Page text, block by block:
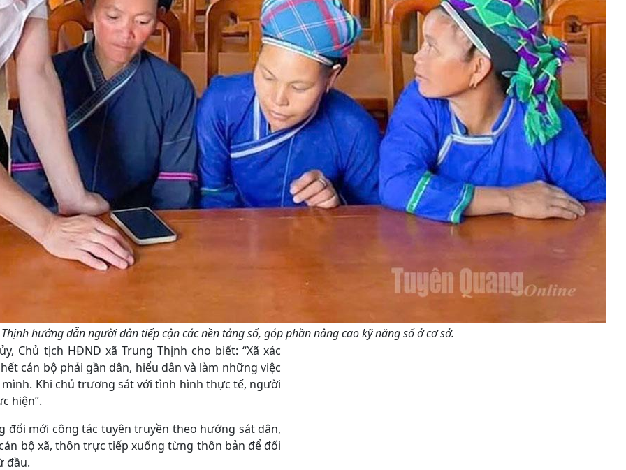
hướng dẫn người dân tiếp cận các nền tảng số, góp phần nâng cao kỹ năng số ở cơ sở.
Chủ tịch HĐND xã Trung Thịnh cho biết: “Xã xác
cán bộ phải gần dân, hiểu dân và làm những việc
Khi chủ trương sát với tình hình thực tế, người
hiện”.
mới công tác tuyên truyền theo hướng sát dân,
bộ xã, thôn trực tiếp xuống từng thôn bản để đối
đầu.